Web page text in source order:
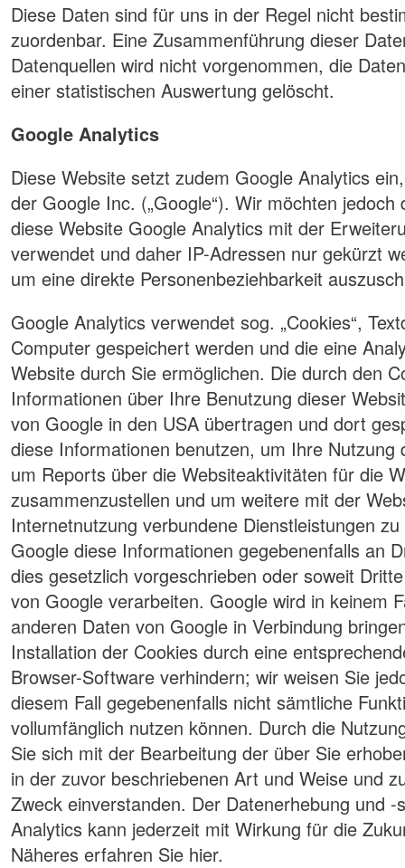
Diese Daten sind für uns in der Regel nicht
zuordenbar. Eine Zusammenführung dieser
Datenquellen wird nicht vorgenommen, die
einer statistischen Auswertung gelöscht.
Google Analytics
Diese Website setzt zudem Google Analytics
der Google Inc. („Google“). Wir möchten
diese Website Google Analytics mit der
verwendet und daher IP-Adressen nur gekürzt
um eine direkte Personenbeziehbarkeit
Google Analytics verwendet sog. „Cookies“,
Computer gespeichert werden und die eine
Website durch Sie ermöglichen. Die durch den
Informationen über Ihre Benutzung dieser
von Google in den USA übertragen und dort
diese Informationen benutzen, um Ihre Nutzung
um Reports über die Websiteaktivitäten für die
zusammenzustellen und um weitere mit der
Internetnutzung verbundene Dienstleistungen
Google diese Informationen gegebenenfalls an
dies gesetzlich vorgeschrieben oder soweit
von Google verarbeiten. Google wird in keinem
anderen Daten von Google in Verbindung
Installation der Cookies durch eine
Browser-Software verhindern; wir weisen Sie
diesem Fall gegebenenfalls nicht sämtliche
vollumfänglich nutzen können. Durch die
Sie sich mit der Bearbeitung der über Sie
in der zuvor beschriebenen Art und Weise und
Zweck einverstanden. Der Datenerhebung und
Analytics kann jederzeit mit Wirkung für die
Näheres erfahren Sie hier.